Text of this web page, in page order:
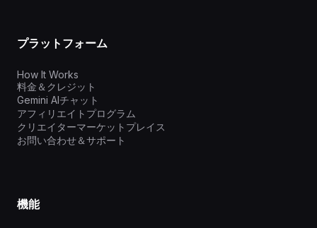
プラットフォーム
How It Works
料金＆クレジット
Gemini AIチャット
アフィリエイトプログラム
クリエイターマーケットプレイス
お問い合わせ＆サポート
機能